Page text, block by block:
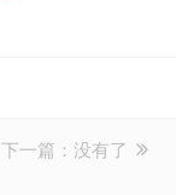
下一篇：没有了